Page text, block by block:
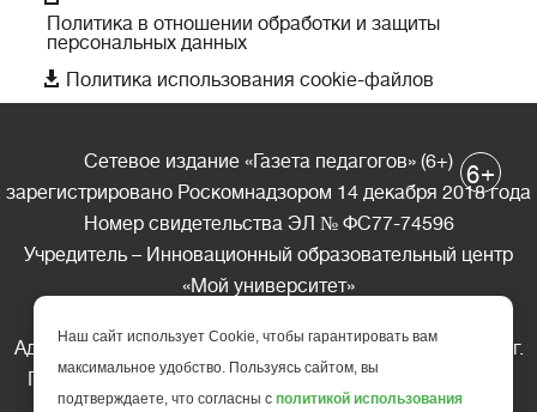
Политика в отношении обработки и защиты
персональных данных
 Политика использования cookie-файлов
Сетевое издание «Газета педагогов» (6+)
зарегистрировано Роскомнадзором 14 декабря 2018 года
Номер свидетельства ЭЛ № ФС77-74596
Учредитель – Инновационный образовательный центр
«Мой университет»
Адрес редакции: 185035 Россия, Республика Карелия, г.
Петрозаводск, ул. Фридриха Энгельса д.10, офис 211
6+
Наш сайт использует Cookie, чтобы гарантировать вам
максимальное удобство. Пользуясь сайтом, вы
подтверждаете, что согласны с политикой использования